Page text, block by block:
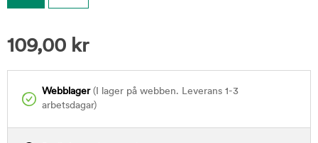
109,00 kr
Webblager(I lager på webben. Leverans 1-3
arbetsdagar)